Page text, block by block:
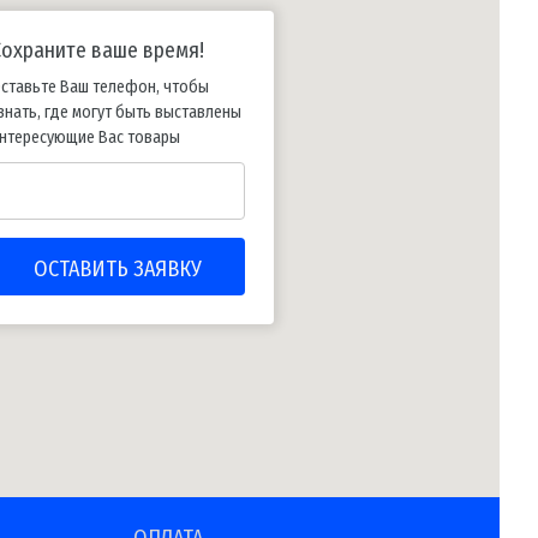
ваше время!
Ваш телефон, чтобы
где могут быть выставлены
Вас товары